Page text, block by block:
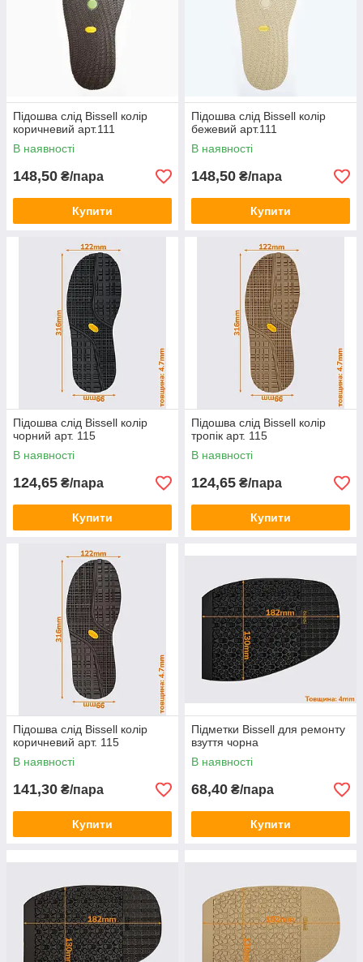
Підошва слід Bissell колір
коричневий арт.111
В наявності
148,50 ₴/пара
Купити
Підошва слід Bissell колір
бежевий арт.111
В наявності
148,50 ₴/пара
Купити
Підошва слід Bissell колір
чорний арт. 115
В наявності
124,65 ₴/пара
Купити
Підошва слід Bissell колір
тропік арт. 115
В наявності
124,65 ₴/пара
Купити
Підошва слід Bissell колір
коричневий арт. 115
В наявності
141,30 ₴/пара
Купити
Підметки Bissell для ремонту
взуття чорна
В наявності
68,40 ₴/пара
Купити